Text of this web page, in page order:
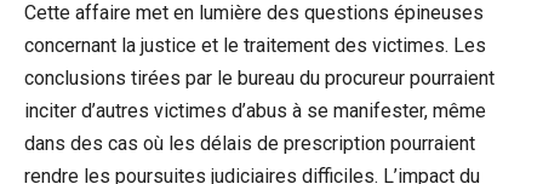
Cette affaire met en lumière des questions épineuses
concernant la justice et le traitement des victimes. Les
conclusions tirées par le bureau du procureur pourraient
inciter d’autres victimes d’abus à se manifester, même
dans des cas où les délais de prescription pourraient
rendre les poursuites judiciaires difficiles. L’impact du